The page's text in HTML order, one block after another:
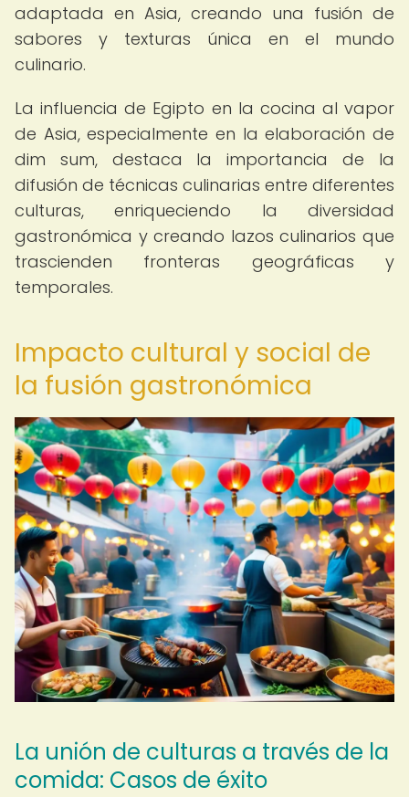
adaptada en Asia, creando una fusión de
sabores y texturas única en el mundo
culinario.
La influencia de Egipto en la cocina al vapor
de Asia, especialmente en la elaboración de
dim sum, destaca la importancia de la
difusión de técnicas culinarias entre diferentes
culturas, enriqueciendo la diversidad
gastronómica y creando lazos culinarios que
trascienden fronteras geográficas y
temporales.
Impacto cultural y social de
la fusión gastronómica
La unión de culturas a través de la
comida: Casos de éxito